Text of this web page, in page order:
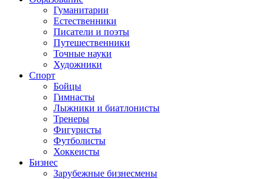
Гуманитарии
Естественники
Писатели и поэты
Путешественники
Точные науки
Художники
Спорт
Бойцы
Гимнасты
Лыжники и биатлонисты
Тренеры
Фигуристы
Футболисты
Хоккеисты
Бизнес
Зарубежные бизнесмены